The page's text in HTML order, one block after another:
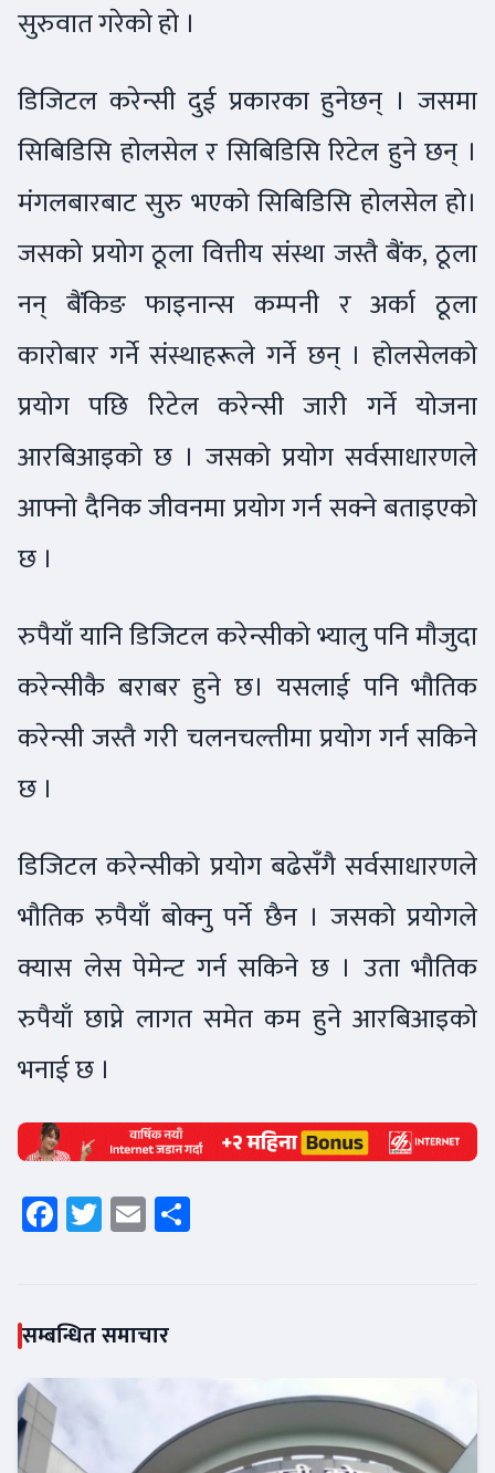
सुरुवात गरेको हो ।
डिजिटल करेन्सी दुई प्रकारका हुनेछन् । जसमा
सिबिडिसि होलसेल र सिबिडिसि रिटेल हुने छन् ।
मंगलबारबाट सुरु भएको सिबिडिसि होलसेल हो।
जसको प्रयोग ठूला वित्तीय संस्था जस्तै बैंक, ठूला
नन् बैंकिङ फाइनान्स कम्पनी र अर्का ठूला
कारोबार गर्ने संस्थाहरूले गर्ने छन् । होलसेलको
प्रयोग पछि रिटेल करेन्सी जारी गर्ने योजना
आरबिआइको छ । जसको प्रयोग सर्वसाधारणले
आफ्नो दैनिक जीवनमा प्रयोग गर्न सक्ने बताइएको
छ ।
रुपैयाँ यानि डिजिटल करेन्सीको भ्यालु पनि मौजुदा
करेन्सीकै बराबर हुने छ। यसलाई पनि भौतिक
करेन्सी जस्तै गरी चलनचल्तीमा प्रयोग गर्न सकिने
छ ।
डिजिटल करेन्सीको प्रयोग बढेसँगै सर्वसाधारणले
भौतिक रुपैयाँ बोक्नु पर्ने छैन । जसको प्रयोगले
क्यास लेस पेमेन्ट गर्न सकिने छ । उता भौतिक
रुपैयाँ छाप्ने लागत समेत कम हुने आरबिआइको
भनाई छ ।
Facebook
Twitter
Email
सम्बन्धित समाचार